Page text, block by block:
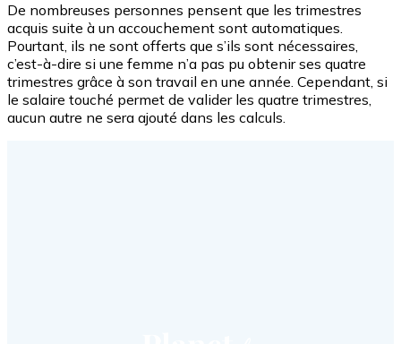
De nombreuses personnes pensent que les trimestres
acquis suite à un accouchement sont automatiques.
Pourtant, ils ne sont offerts que s’ils sont nécessaires,
c’est-à-dire si une femme n’a pas pu obtenir ses quatre
trimestres grâce à son travail en une année. Cependant, si
le salaire touché permet de valider les quatre trimestres,
aucun autre ne sera ajouté dans les calculs.